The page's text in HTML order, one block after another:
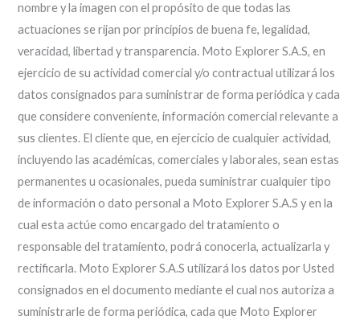
nombre y la imagen con el propósito de que todas las
actuaciones se rijan por principios de buena fe, legalidad,
veracidad, libertad y transparencia. Moto Explorer S.A.S, en
ejercicio de su actividad comercial y/o contractual utilizará los
datos consignados para suministrar de forma periódica y cada
que considere conveniente, información comercial relevante a
sus clientes. El cliente que, en ejercicio de cualquier actividad,
incluyendo las académicas, comerciales y laborales, sean estas
permanentes u ocasionales, pueda suministrar cualquier tipo
de información o dato personal a Moto Explorer S.A.S y en la
cual esta actúe como encargado del tratamiento o
responsable del tratamiento, podrá conocerla, actualizarla y
rectificarla. Moto Explorer S.A.S utilizará los datos por Usted
consignados en el documento mediante el cual nos autoriza a
suministrarle de forma periódica, cada que Moto Explorer